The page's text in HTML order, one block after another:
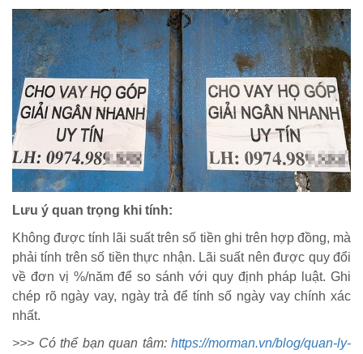
Lưu ý quan trọng khi tính:
Không được tính lãi suất trên số tiền ghi trên hợp đồng, mà
phải tính trên số tiền thực nhận. Lãi suất nên được quy đổi
về đơn vị %/năm để so sánh với quy định pháp luật. Ghi
chép rõ ngày vay, ngày trả để tính số ngày vay chính xác
nhất.
>>> Có thể bạn quan tâm: https://morman.vn/blog/quan-ly-